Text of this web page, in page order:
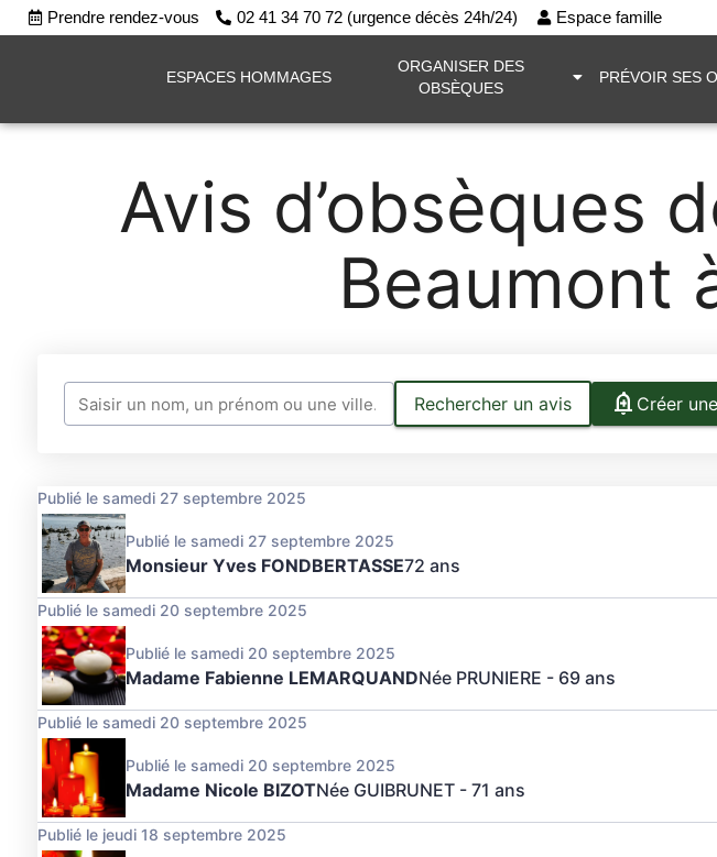
Prendre rendez-vous 02 41 34 70 72 (urgence décès 24h/24) Espace famille
ESPACES HOMMAGES
ORGANISER DES
OBSÈQUES
PRÉVOIR SES
Avis d’obsèques
Beaumont
Rechercher un avis Créer
Publié le samedi 27 septembre 2025
Publié le samedi 27 septembre 2025
Monsieur Yves FONDBERTASSE72 ans
Publié le samedi 20 septembre 2025
Publié le samedi 20 septembre 2025
Madame Fabienne LEMARQUANDNée PRUNIERE - 69 ans
Publié le samedi 20 septembre 2025
Publié le samedi 20 septembre 2025
Madame Nicole BIZOTNée GUIBRUNET - 71 ans
Publié le jeudi 18 septembre 2025